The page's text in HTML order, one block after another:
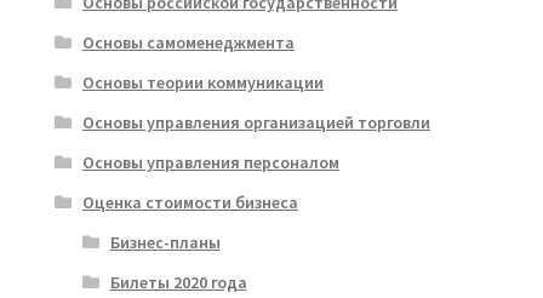
Основы самоменеджмента
Основы теории коммуникации
Основы управления организацией торговли
Основы управления персоналом
Оценка стоимости бизнеса
Бизнес-планы
Билеты 2020 года